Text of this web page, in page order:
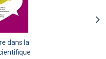
dans la